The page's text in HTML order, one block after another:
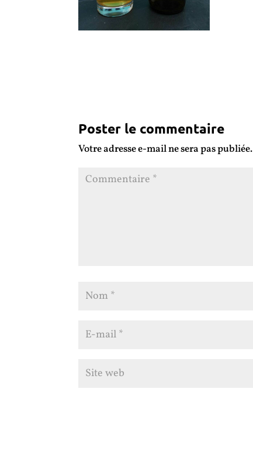
Poster le commentaire
Votre adresse e-mail ne sera pas publiée.